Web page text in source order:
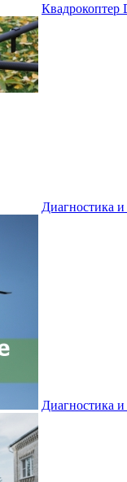
Квадрокоптер
Диагностика
Диагностика